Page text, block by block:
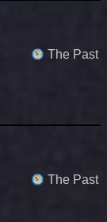
The Past
The Past